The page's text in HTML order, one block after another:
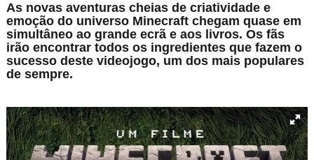
As novas aventuras cheias de criatividade e
emoção do universo Minecraft chegam quase em
simultâneo ao grande ecrã e aos livros. Os fãs
irão encontrar todos os ingredientes que fazem o
sucesso deste videojogo, um dos mais populares
de sempre.